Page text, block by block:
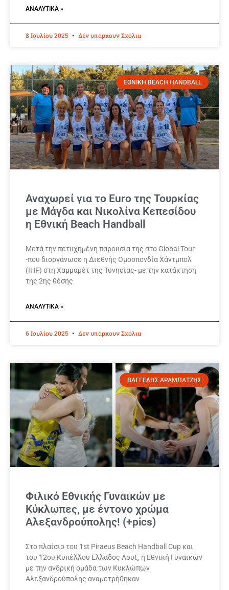
ΑΝΑΛΥΤΙΚΆ »
8 Ιουλίου 2025 Δεν υπάρχουν Σχόλια
ΕΘΝΙΚΗ BEACH HANDBALL
Αναχωρεί για το Euro της Τουρκίας
με Μάγδα και Νικολίνα Κεπεσίδου
η Εθνική Beach Handball
Μετά την πετυχημένη παρουσία της στο Global Tour
-που διοργάνωσε η Διεθνής Ομοσπονδία Χάντμπολ
(IHF) στη Χαμμαμέτ της Τυνησίας- με την κατάκτηση
της 2ης θέσης
ΑΝΑΛΥΤΙΚΆ »
6 Ιουλίου 2025 Δεν υπάρχουν Σχόλια
ΒΑΓΓΕΛΗΣ ΑΡΑΜΠΑΤΖΗΣ
Φιλικό Εθνικής Γυναικών με
Κύκλωπες, με έντονο χρώμα
Αλεξανδρούπολης! (+pics)
Στο πλαίσιο του 1st Piraeus Beach Handball Cup και
του 12ου Κυπέλλου Ελλάδος Λουξ, η Εθνική Γυναικών
με την ανδρική ομάδα των Κυκλώπων
Αλεξανδρούπολης αναμετρήθηκαν